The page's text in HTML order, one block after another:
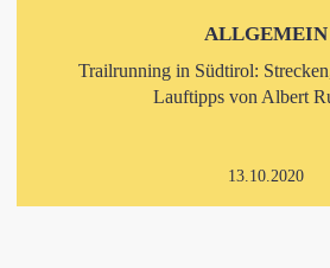
ALLGEMEIN
Trailrunning in Südtirol:
Lauftipps von Albert
13.10.2020